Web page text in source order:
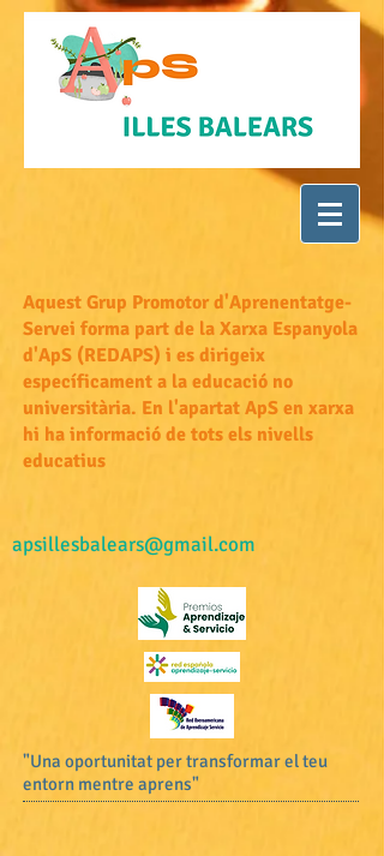
Aquest Grup Promotor d'Aprenentatge-
Servei forma part de la Xarxa Espanyola
d'ApS (REDAPS) i es dirigeix
específicament a la educació no
universitària. En l'apartat ApS en xarxa
hi ha informació de tots els nivells
educatius
apsillesbalears@gmail.com
"Una oportunitat per transformar el teu
entorn mentre aprens"